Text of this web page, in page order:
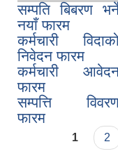
सम्पति बिबरण
नयाँ फारम
कर्मचारी
निवेदन फारम
कर्मचारी
फारम
सम्पत्ति
फारम
Pages
1 2